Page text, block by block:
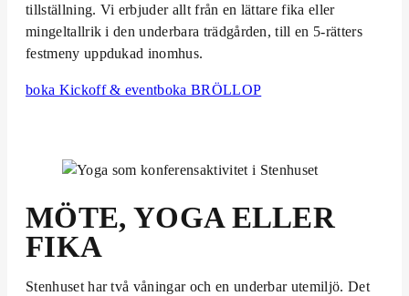
tillställning. Vi erbjuder allt från en lättare fika eller
mingeltallrik i den underbara trädgården, till en 5-rätters
festmeny uppdukad inomhus.
boka Kickoff & eventboka BRÖLLOP
MÖTE, YOGA ELLER
FIKA
Stenhuset har två våningar och en underbar utemiljö. Det